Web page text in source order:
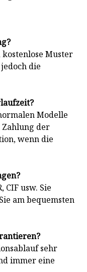
Muster
die
Modelle
Zahlung der
wenn die
CIF usw. Sie
am bequemsten
sehr
immer eine